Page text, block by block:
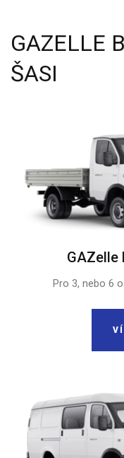
GAZELLE
ŠASI
GAZelle
Pro 3, nebo 6